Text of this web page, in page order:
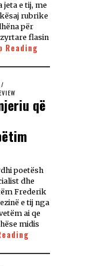
jeta e tij, me
rubrike
për
flasin
Reading
që
poetësh
dhe
Frederik
e tij nga
ai qe
midis